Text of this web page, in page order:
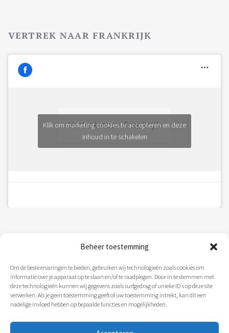
Beheer toestemming
Om de beste ervaringen te bieden, gebruiken wij technologieën zoals cookies om
informatie over je apparaat op te slaan en/of te raadplegen. Door in te stemmen met
deze technologieën kunnen wij gegevens zoals surfgedrag of unieke ID's op deze site
verwerken. Als je geen toestemming geeft of uw toestemming intrekt, kan dit een
nadelige invloed hebben op bepaalde functies en mogelijkheden.
VERTREK NAAR FRANKRIJK
Vertrek naar Frankrijk
Klik om marketing cookies te accepteren en deze
inhoud in te schakelen
Onze website staat ook op de volgende
pagina’s
Sitemap